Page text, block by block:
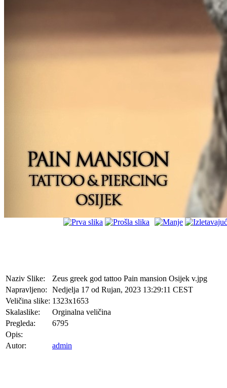
Naziv Slike:
Zeus greek god tattoo Pain mansion Osijek v.jpg
Napravljeno:
Nedjelja 17 od Rujan, 2023 13:29:11 CEST
Veličina slike: 1323x1653
Skalaslike:
Orginalna veličina
Pregleda:
6795
Opis:
Autor:
admin